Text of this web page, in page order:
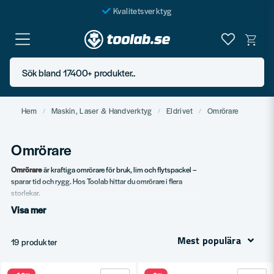
Kvalitetsverktyg
Fraktfritt över 999 SEK*
En järnhandel för alla
Butik i Göteborg
Sök bland 17400+ produkter..
Hem Maskin, Laser & Handverktyg Eldrivet Omrörare
Omrörare
Omrörareär kraftiga omrörare för bruk, lim och flytspackel –
sparar tid och rygg. Hos Toolab hittar du omrörare i flera
storlekar.
Vårt sortiment
Tunga omrörare.
Visa mer
19 produkter Mest populära